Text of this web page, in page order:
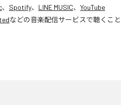
、 Spotify、 LINE MUSIC、 YouTube
などの音楽配信サービスで聴くこと